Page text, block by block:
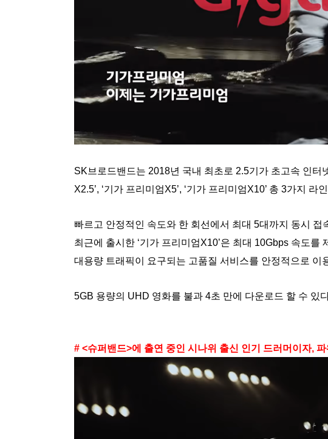
SK브로드밴드는 2018년 국내 최초로 2.5기가 초고속 인터
X2.5’, ‘기가 프리미엄X5’, ‘기가 프리미엄X10’ 총 3가지 라
빠르고 안정적인 속도와 한 회선에서 최대 5대까지 동시
최근에 출시한 ‘기가 프리미엄X10’은 최대 10Gbps 속도
대용량 트래픽이 요구되는 고품질 서비스를 안정적으로 이
5GB 용량의 UHD 영화를 불과 4초 만에 다운로드 할 수 있
# <슈퍼밴드>에 출연 중인 시나위 출신 인기 드러머이자,